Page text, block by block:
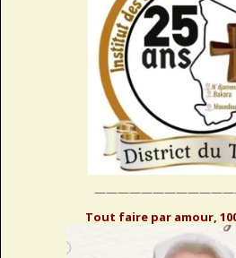
Tout faire par amour,